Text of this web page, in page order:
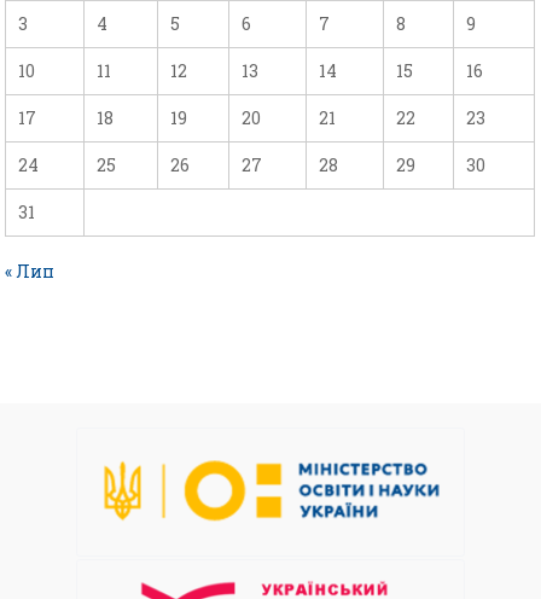
3 4 5 6 7 8 9
10 11 12 13 14 15 16
17 18 19 20 21 22 23
24 25 26 27 28 29 30
31
« Лип